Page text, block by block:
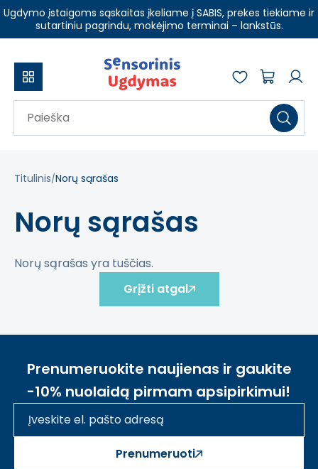
Ugdymo įstaigoms sąskaitas įkeliame į SABIS, prekes tiekiame ir
sutartiniu pagrindu, mokėjimo terminai – lankstūs.
Titulinis Norų sąrašas
Norų sąrašas
Norų sąrašas yra tuščias.
Grįžti atgal
Prenumeruokite naujienas ir gaukite
-10% nuolaidą pirmam apsipirkimui!
Prenumeruoti